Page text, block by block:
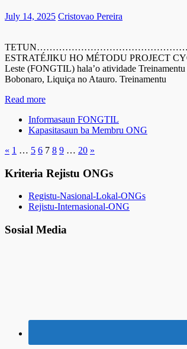
July 14, 2025 Cristovao Pereira
ESTRATÉJIKU HO MÉTODU PROJECT
Leste (FONGTIL) hala’o atividade
Bobonaro, Liquiça no Atauro. Treinamentu
Read more
Informasaun FONGTIL
Kapasitasaun ba Membru ONG
« 1 … 5 6 7 8 9 … 20 »
Kriteria Rejistu ONGs
Registu-Nasional-Lokal-ONGs
Rejistu-Internasional-ONG
Sosial Media